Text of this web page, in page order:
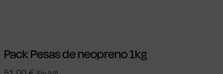
Pack Pesas de neopreno 1kg